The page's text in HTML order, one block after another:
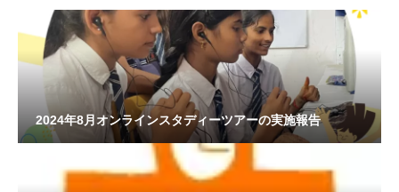
2024年8月オンラインスタディーツアーの実施報告